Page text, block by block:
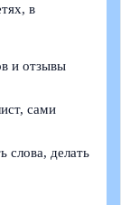
в
и отзывы
сами
слова, делать